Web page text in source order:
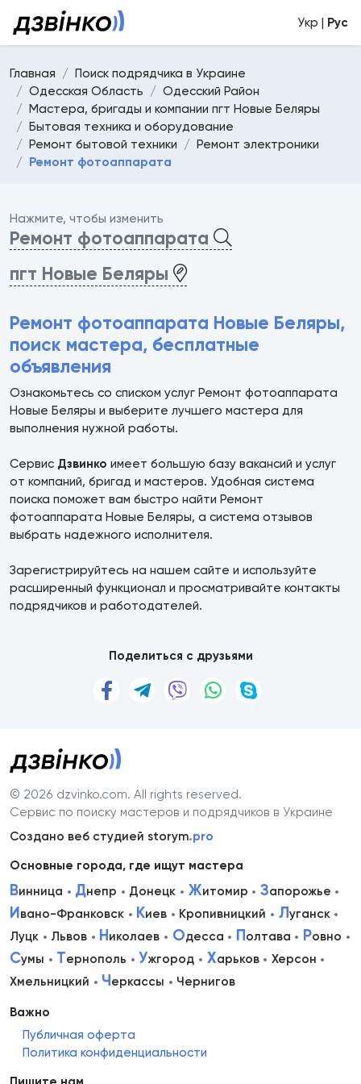
Укр | Рус
Главная
Поиск подрядчика в Украине
Одесская Область
Одесский Район
Мастера, бригады и компании пгт Новые Беляры
Бытовая техника и оборудование
Ремонт бытовой техники
Ремонт электроники
Ремонт фотоаппарата
Нажмите, чтобы изменить
Ремонт фотоаппарата
пгт Новые Беляры
Ремонт фотоаппарата Новые Беляры,
поиск мастера, бесплатные
объявления
Ознакомьтесь со списком услуг Ремонт фотоаппарата
Новые Беляры и выберите лучшего мастера для
выполнения нужной работы.
Сервис Дзвинко имеет большую базу вакансий и услуг
от компаний, бригад и мастеров. Удобная система
поиска поможет вам быстро найти Ремонт
фотоаппарата Новые Беляры, а система отзывов
выбрать надежного исполнителя.
Зарегистрируйтесь на нашем сайте и используйте
расширенный функционал и просматривайте контакты
подрядчиков и работодателей.
Поделиться с друзьями
© 2026 dzvinko.com. All rights reserved.
Сервис по поиску мастеров и подрядчиков в Украине
Создано веб студией storym.pro
Основные города, где ищут мастера
Винница Днепр Донецк Житомир Запорожье
Ивано-Франковск Киев Кропивницкий Луганск
Луцк
Львов Николаев Одесса Полтава Ровно
Сумы Тернополь Ужгород Харьков
Херсон
Хмельницкий
Черкассы Чернигов
Важно
Публичная оферта
Политика конфиденциальности